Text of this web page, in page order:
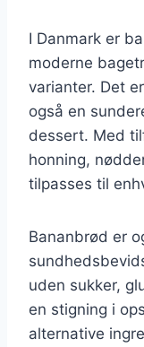
I Danmark er
moderne
varianter. Det
også en
dessert. Med
honning,
tilpasses til
Bananbrød er
uden sukker,
en stigning i
alternative